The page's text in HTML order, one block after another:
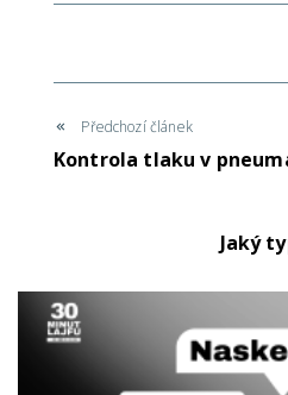
Předchozí článek
Kontrola tlaku v
Jaký